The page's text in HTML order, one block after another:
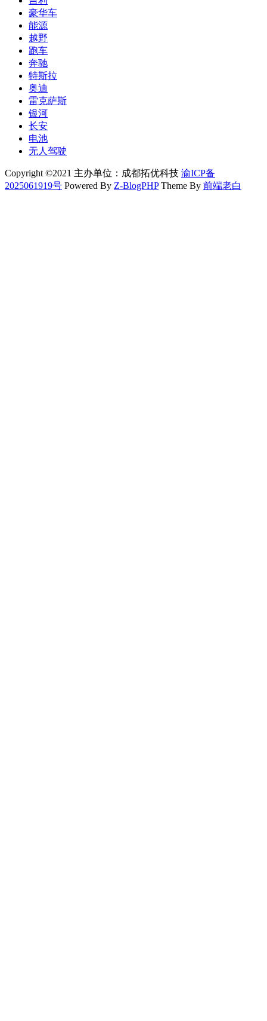
豪华车
能源
越野
跑车
奔驰
特斯拉
奥迪
雷克萨斯
银河
长安
电池
无人驾驶
Copyright ©2021 主办单位：成都拓优科技 渝ICP备
2025061919号 Powered By Z-BlogPHPTheme By 前端老白